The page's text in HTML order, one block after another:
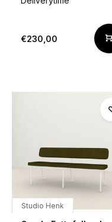
€230,00
Studio Henk